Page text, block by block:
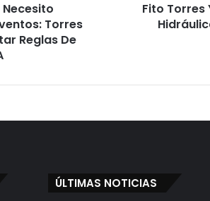
Torres
Reglas De
ObrasFito Torres
ÚLTIMAS NOTICIAS